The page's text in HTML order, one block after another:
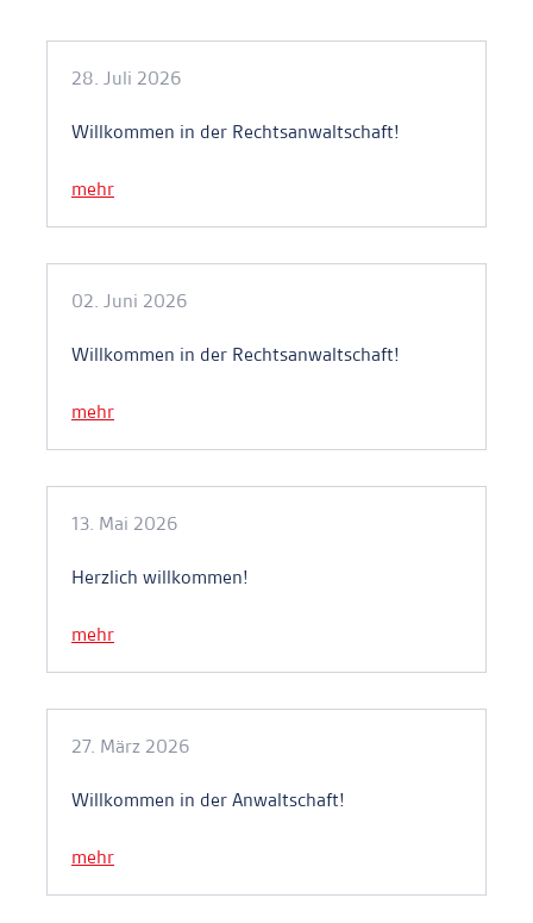
28. Juli 2026
Willkommen in der Rechtsanwaltschaft!
mehr
02. Juni 2026
Willkommen in der Rechtsanwaltschaft!
mehr
13. Mai 2026
Herzlich willkommen!
mehr
27. März 2026
Willkommen in der Anwaltschaft!
mehr